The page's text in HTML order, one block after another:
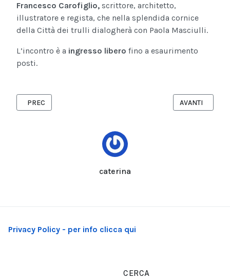
caterina
Francesco Carofiglio, scrittore, architetto,
illustratore e regista, che nella splendida cornice
della Città dei trulli dialogherà con Paola Masciulli.
L’incontro è a ingresso libero fino a esaurimento
posti.
ARTICOLO PRECEDENTE: MATT PASCALE & THE STOMPS:
PREC ARTICOLO
AVANTI
Privacy Policy - per info clicca qui
CERCA